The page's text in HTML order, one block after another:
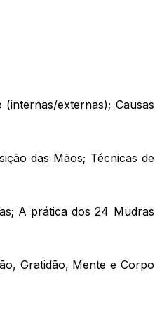
externas); Causas
das Mãos; Técnicas de
A prática dos 24 Mudras
Gratidão, Mente e Corpo